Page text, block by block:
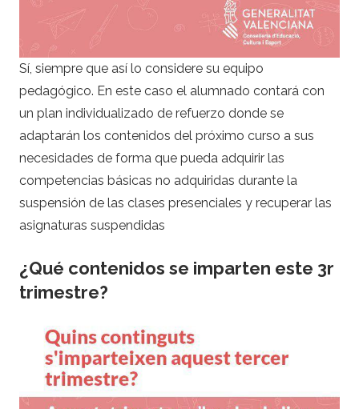
Sí, siempre que así lo considere su equipo
pedagógico. En este caso el alumnado contará con
un plan individualizado de refuerzo donde se
adaptarán los contenidos del próximo curso a sus
necesidades de forma que pueda adquirir las
competencias básicas no adquiridas durante la
suspensión de las clases presenciales y recuperar las
asignaturas suspendidas
¿Qué contenidos se imparten este 3r
trimestre?